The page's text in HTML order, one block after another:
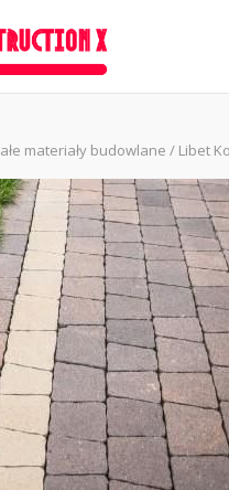
materiały budowlane / Libet